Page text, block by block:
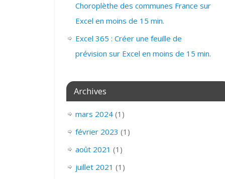
Choroplèthe des communes France sur
Excel en moins de 15 min.
Excel 365 : Créer une feuille de
prévision sur Excel en moins de 15 min.
Archives
mars 2024(1)
février 2023 (1)
août 2021 (1)
juillet 2021 (1)